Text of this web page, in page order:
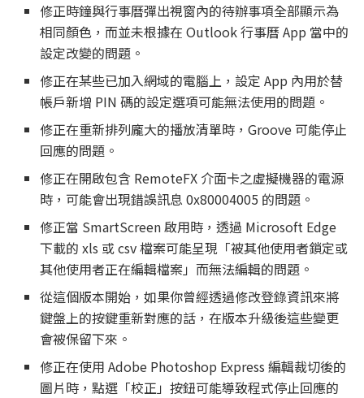
修正時鐘與行事曆彈出視窗內的待辦事項全部顯示為
相同顏色，而並未根據在 Outlook 行事曆 App 當中的
設定改變的問題。
修正在某些已加入網域的電腦上，設定 App 內用於替
帳戶新增 PIN 碼的設定選項可能無法使用的問題。
修正在重新排列龐大的播放清單時，Groove 可能停止
回應的問題。
修正在開啟包含 RemoteFX 介面卡之虛擬機器的電源
時，可能會出現錯誤訊息 0x80004005 的問題。
修正當 SmartScreen 啟用時，透過 Microsoft Edge
下載的 xls 或 csv 檔案可能呈現「被其他使用者鎖定或
其他使用者正在編輯檔案」而無法編輯的問題。
從這個版本開始，如果你曾經透過修改登錄資訊來將
鍵盤上的按鍵重新對應的話，在版本升級後這些變更
會被保留下來。
修正在使用 Adobe Photoshop Express 編輯裁切後的
圖片時，點選「校正」按鈕可能導致程式停止回應的